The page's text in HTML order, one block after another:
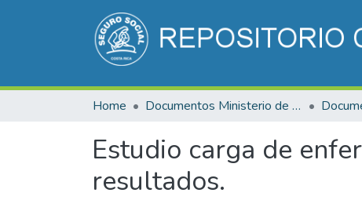
Home Documentos Ministerio de Salud
Estudio carga de
resultados.